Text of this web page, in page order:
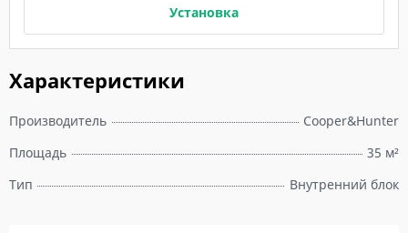
Характеристики
Производитель
Cooper&Hunter
Площадь
35 м²
Тип
Внутренний блок
Установка